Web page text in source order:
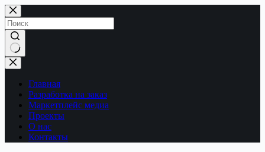
Перейти
к
сути
Ничего
не
найденоГлавная
Разработка на заказ
Маркетплейс медиа
Проекты
О нас
Контакты